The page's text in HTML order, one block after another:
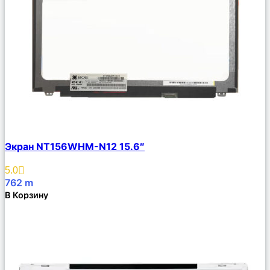
Описание
Избранное
Экран NT156WHM-N12 15.6″
5.0
762 m
В Корзину